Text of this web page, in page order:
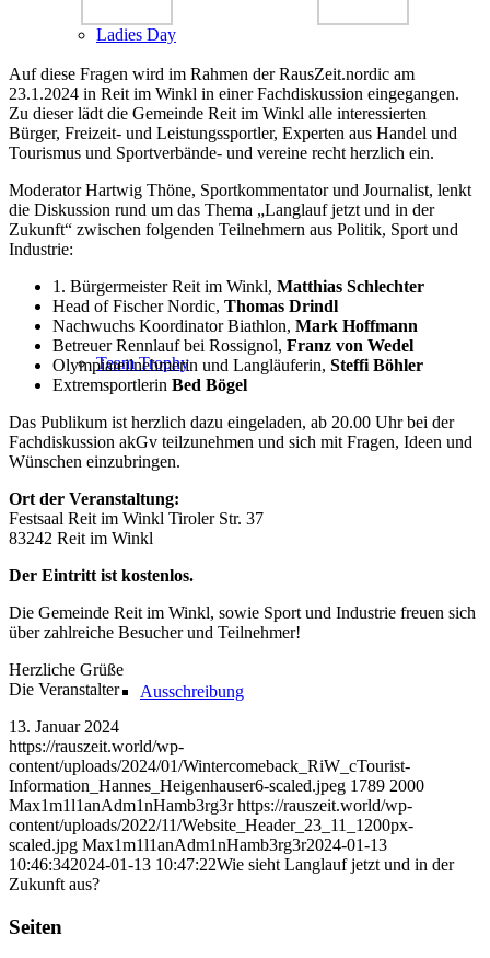
Ladies Day
Team Trophy
Ausschreibung
Auf diese Fragen wird im Rahmen der RausZeit.nordic am
23.1.2024 in Reit im Winkl in einer Fachdiskussion eingegangen.
Zu dieser lädt die Gemeinde Reit im Winkl alle interessierten
Bürger, Freizeit- und Leistungssportler, Experten aus Handel und
Tourismus und Sportverbände- und vereine recht herzlich ein.
Moderator Hartwig Thöne, Sportkommentator und Journalist, lenkt
die Diskussion rund um das Thema „Langlauf jetzt und in der
Zukunft“ zwischen folgenden Teilnehmern aus Politik, Sport und
Industrie:
1. Bürgermeister Reit im Winkl, Matthias Schlechter
Head of Fischer Nordic, Thomas Drindl
Nachwuchs Koordinator Biathlon, Mark Hoffmann
Betreuer Rennlauf bei Rossignol, Franz von Wedel
Olympiateilnehmerin und Langläuferin, Steffi Böhler
Extremsportlerin Bed Bögel
Das Publikum ist herzlich dazu eingeladen, ab 20.00 Uhr bei der
Fachdiskussion akGv teilzunehmen und sich mit Fragen, Ideen und
Wünschen einzubringen.
Ort der Veranstaltung:
Festsaal Reit im Winkl Tiroler Str. 37
83242 Reit im Winkl
Der Eintritt ist kostenlos.
Die Gemeinde Reit im Winkl, sowie Sport und Industrie freuen sich
über zahlreiche Besucher und Teilnehmer!
Herzliche Grüße
Die Veranstalter
13. Januar 2024
https://rauszeit.world/wp-
content/uploads/2024/01/Wintercomeback_RiW_cTourist-
Information_Hannes_Heigenhauser6-scaled.jpeg 1789 2000
Max1m1l1anAdm1nHamb3rg3r https://rauszeit.world/wp-
content/uploads/2022/11/Website_Header_23_11_1200px-
scaled.jpg Max1m1l1anAdm1nHamb3rg3r2024-01-13
10:46:342024-01-13 10:47:22Wie sieht Langlauf jetzt und in der
Zukunft aus?
Seiten